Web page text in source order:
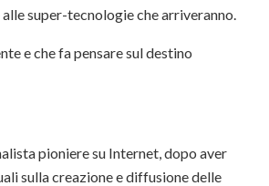
super-tecnologie che arriveranno.
e che fa pensare sul destino
pioniere su Internet, dopo aver
sulla creazione e diffusione delle